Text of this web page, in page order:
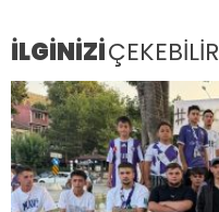
İLGİNİZİÇEKEBİLİR